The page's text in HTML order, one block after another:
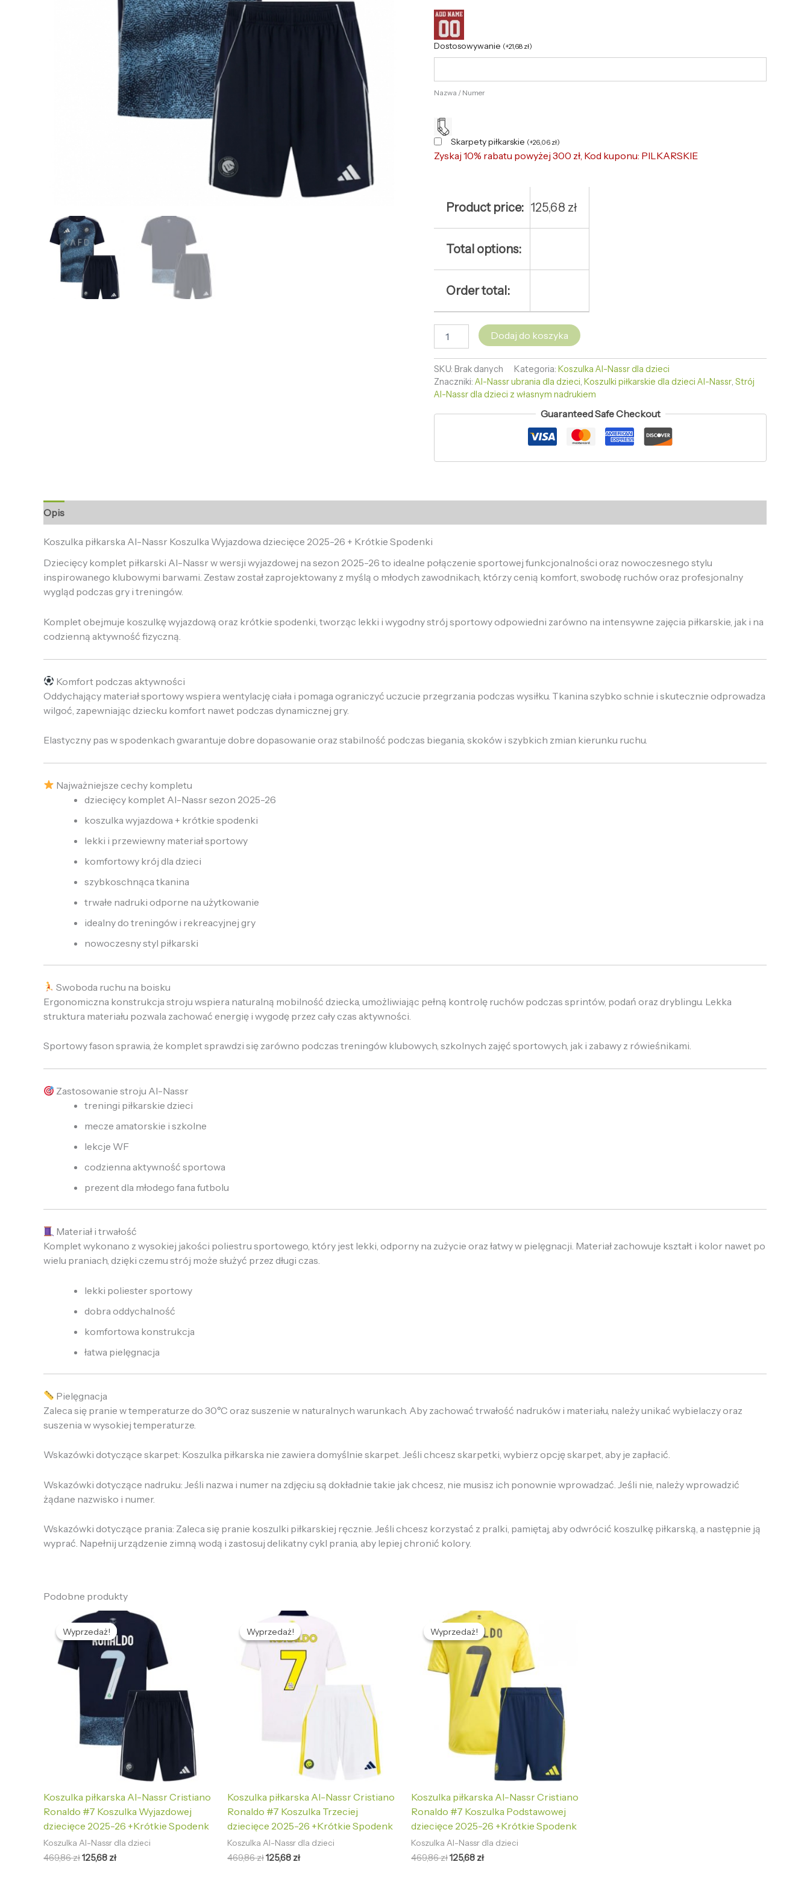
Dostosowywanie (+21,68 zł)
Nazwa / Numer
Skarpety piłkarskie (+26,06 zł)
Zyskaj 10% rabatu powyżej 300 zł, Kod kuponu: PILKARSKIE
Product price: 125,68 zł
Total options:
Order total:
Dodaj do koszyka
SKU: Brak danych Kategoria: Koszulka Al-Nassr dla dzieci
Znaczniki: Al-Nassr ubrania dla dzieci, Koszulki piłkarskie dla dzieci Al-Nassr, Strój
Al-Nassr dla dzieci z własnym nadrukiem
Guaranteed Safe Checkout
Opis
Koszulka piłkarska Al-Nassr Koszulka Wyjazdowa dziecięce 2025-26 + Krótkie Spodenki
Dziecięcy komplet piłkarski Al-Nassr w wersji wyjazdowej na sezon 2025-26 to idealne połączenie sportowej funkcjonalności oraz nowoczesnego stylu
inspirowanego klubowymi barwami. Zestaw został zaprojektowany z myślą o młodych zawodnikach, którzy cenią komfort, swobodę ruchów oraz profesjonalny
wygląd podczas gry i treningów.
Komplet obejmuje koszulkę wyjazdową oraz krótkie spodenki, tworząc lekki i wygodny strój sportowy odpowiedni zarówno na intensywne zajęcia piłkarskie, jak i na
codzienną aktywność fizyczną.
Komfort podczas aktywności
Oddychający materiał sportowy wspiera wentylację ciała i pomaga ograniczyć uczucie przegrzania podczas wysiłku. Tkanina szybko schnie i skutecznie odprowadza
wilgoć, zapewniając dziecku komfort nawet podczas dynamicznej gry.
Elastyczny pas w spodenkach gwarantuje dobre dopasowanie oraz stabilność podczas biegania, skoków i szybkich zmian kierunku ruchu.
Najważniejsze cechy kompletu
dziecięcy komplet Al-Nassr sezon 2025-26
koszulka wyjazdowa + krótkie spodenki
lekki i przewiewny materiał sportowy
komfortowy krój dla dzieci
szybkoschnąca tkanina
trwałe nadruki odporne na użytkowanie
idealny do treningów i rekreacyjnej gry
nowoczesny styl piłkarski
Swoboda ruchu na boisku
Ergonomiczna konstrukcja stroju wspiera naturalną mobilność dziecka, umożliwiając pełną kontrolę ruchów podczas sprintów, podań oraz dryblingu. Lekka
struktura materiału pozwala zachować energię i wygodę przez cały czas aktywności.
Sportowy fason sprawia, że komplet sprawdzi się zarówno podczas treningów klubowych, szkolnych zajęć sportowych, jak i zabawy z rówieśnikami.
Zastosowanie stroju Al-Nassr
treningi piłkarskie dzieci
mecze amatorskie i szkolne
lekcje WF
codzienna aktywność sportowa
prezent dla młodego fana futbolu
Materiał i trwałość
Komplet wykonano z wysokiej jakości poliestru sportowego, który jest lekki, odporny na zużycie oraz łatwy w pielęgnacji. Materiał zachowuje kształt i kolor nawet po
wielu praniach, dzięki czemu strój może służyć przez długi czas.
lekki poliester sportowy
dobra oddychalność
komfortowa konstrukcja
łatwa pielęgnacja
Pielęgnacja
Zaleca się pranie w temperaturze do 30°C oraz suszenie w naturalnych warunkach. Aby zachować trwałość nadruków i materiału, należy unikać wybielaczy oraz
suszenia w wysokiej temperaturze.
Wskazówki dotyczące skarpet: Koszulka piłkarska nie zawiera domyślnie skarpet. Jeśli chcesz skarpetki, wybierz opcję skarpet, aby je zapłacić.
Wskazówki dotyczące nadruku: Jeśli nazwa i numer na zdjęciu są dokładnie takie jak chcesz, nie musisz ich ponownie wprowadzać. Jeśli nie, należy wprowadzić
żądane nazwisko i numer.
Wskazówki dotyczące prania: Zaleca się pranie koszulki piłkarskiej ręcznie. Jeśli chcesz korzystać z pralki, pamiętaj, aby odwrócić koszulkę piłkarską, a następnie ją
wyprać. Napełnij urządzenie zimną wodą i zastosuj delikatny cykl prania, aby lepiej chronić kolory.
Podobne produkty
Wyprzedaż!
Wyprzedaż!
Koszulka piłkarska Al-Nassr Cristiano
Ronaldo #7 Koszulka Wyjazdowej
dziecięce 2025-26 +Krótkie Spodenk
Koszulka Al-Nassr dla dzieci
469,86zł
Pierwotna
cena
wynosiła:
469,86 zł.
125,68 zł
Aktualna
cena
wynosi:
125,68 zł.
Wyprzedaż!
Wyprzedaż!
Koszulka piłkarska Al-Nassr Cristiano
Ronaldo #7 Koszulka Trzeciej
dziecięce 2025-26 +Krótkie Spodenk
Koszulka Al-Nassr dla dzieci
469,86zł
Pierwotna
wynosiła:
469,86 zł.
125,68 zł
Aktualna
wynosi:
125,68 zł.
Wyprzedaż!
Wyprzedaż!
Koszulka piłkarska Al-Nassr Cristiano
Ronaldo #7 Koszulka Podstawowej
dziecięce 2025-26 +Krótkie Spodenk
Koszulka Al-Nassr dla dzieci
469,86zł
Pierwotna
cena
wynosiła:
469,86 zł.
125,68 zł
Aktualna
cena
wynosi:
125,68 zł.